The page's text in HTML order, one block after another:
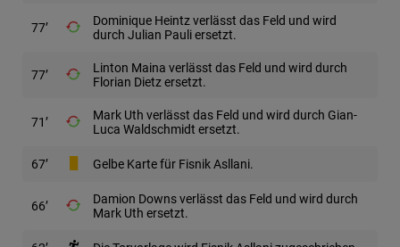
77
Dominique Heintz verlässt das Feld und wird
durch Julian Pauli ersetzt.
77
Linton Maina verlässt das Feld und wird durch
Florian Dietz ersetzt.
71
Mark Uth verlässt das Feld und wird durch Gian-
Luca Waldschmidt ersetzt.
67 Gelbe Karte für Fisnik Asllani.
66
Damion Downs verlässt das Feld und wird durch
Mark Uth ersetzt.